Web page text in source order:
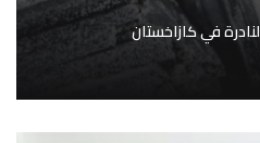
في كازاخستان